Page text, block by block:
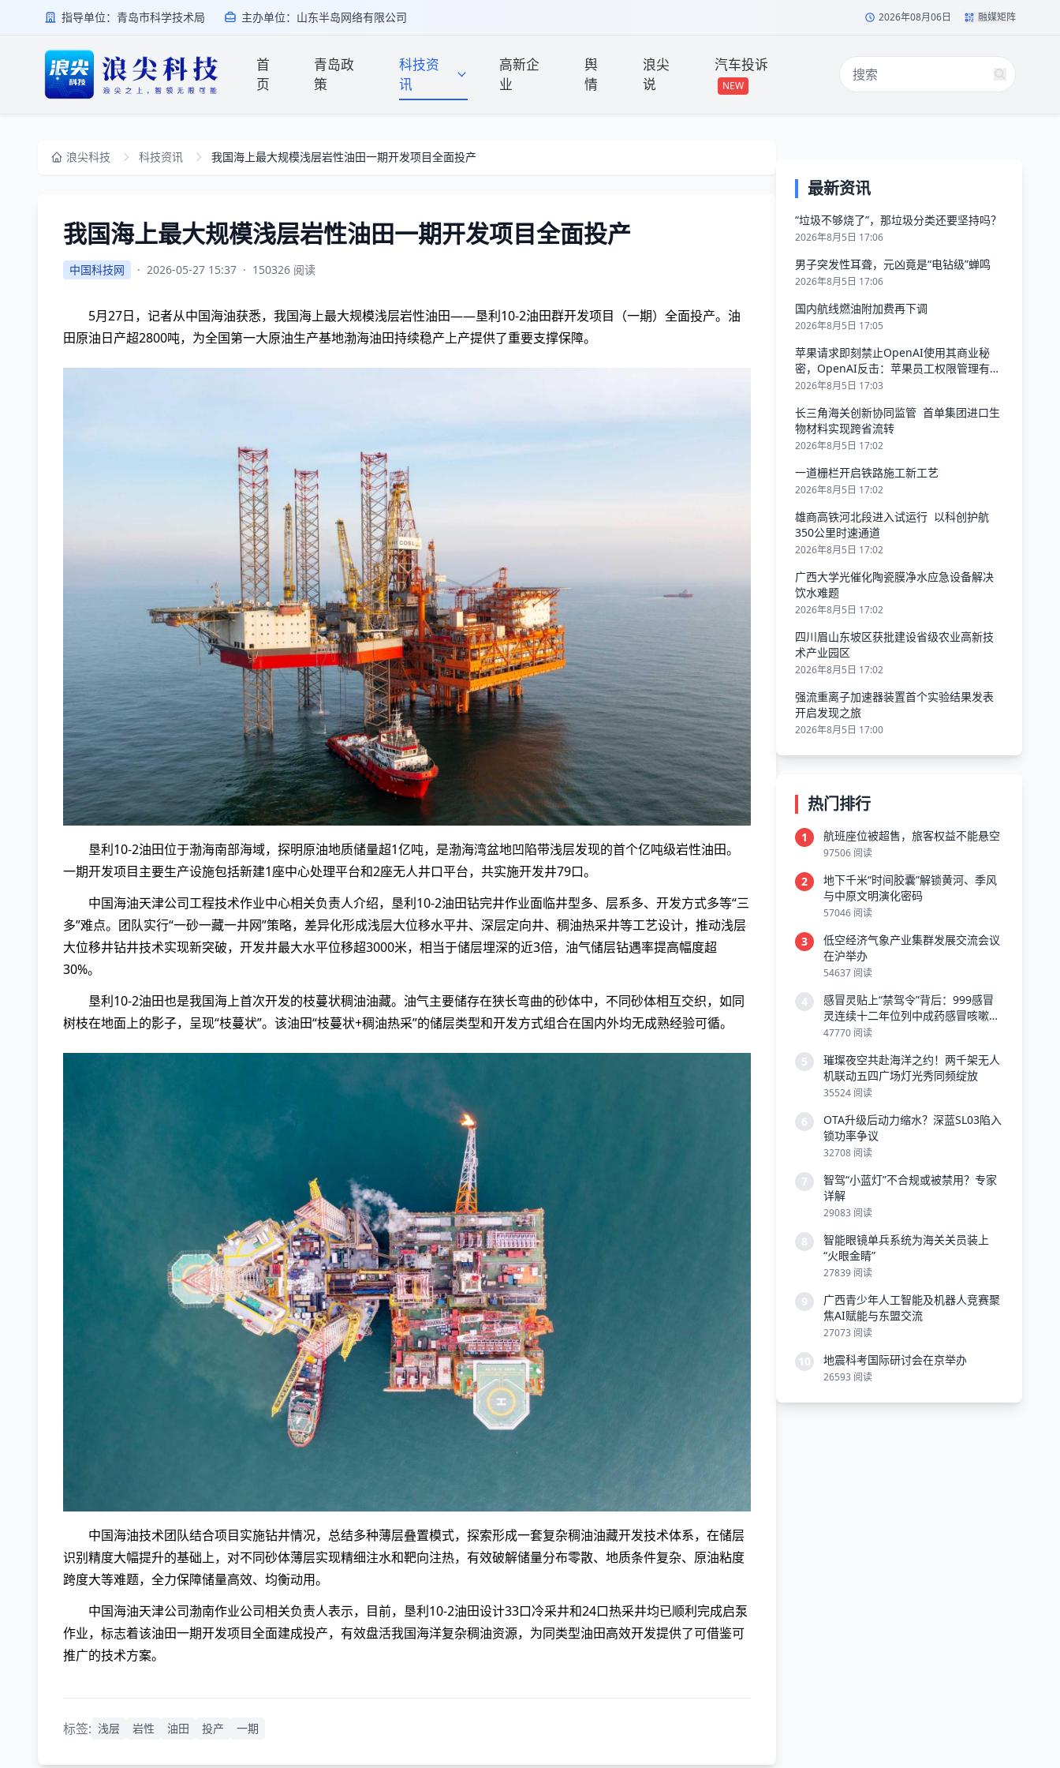
指导单位：青岛市科学技术局 主办单位：山东半岛网络有限公司 2026年08月06日 融媒矩阵
首
页
青岛政
策
科技资
讯
高新企
业
舆
情
浪尖
说
汽车投诉
NEW
浪尖科技 科技资讯 我国海上最大规模浅层岩性油田一期开发项目全面投产
我国海上最大规模浅层岩性油田一期开发项目全面投产
中国科技网 · 2026-05-27 15:37 · 150326 阅读
5月27日，记者从中国海油获悉，我国海上最大规模浅层岩性油田——垦利10-2油田群开发项目（一期）全面投产。油
田原油日产超2800吨，为全国第一大原油生产基地渤海油田持续稳产上产提供了重要支撑保障。
垦利10-2油田位于渤海南部海域，探明原油地质储量超1亿吨，是渤海湾盆地凹陷带浅层发现的首个亿吨级岩性油田。
一期开发项目主要生产设施包括新建1座中心处理平台和2座无人井口平台，共实施开发井79口。
中国海油天津公司工程技术作业中心相关负责人介绍，垦利10-2油田钻完井作业面临井型多、层系多、开发方式多等“三
多”难点。团队实行“一砂一藏一井网”策略，差异化形成浅层大位移水平井、深层定向井、稠油热采井等工艺设计，推动浅层
大位移井钻井技术实现新突破，开发井最大水平位移超3000米，相当于储层埋深的近3倍，油气储层钻遇率提高幅度超
30%。
垦利10-2油田也是我国海上首次开发的枝蔓状稠油油藏。油气主要储存在狭长弯曲的砂体中，不同砂体相互交织，如同
树枝在地面上的影子，呈现“枝蔓状”。该油田“枝蔓状+稠油热采”的储层类型和开发方式组合在国内外均无成熟经验可循。
中国海油技术团队结合项目实施钻井情况，总结多种薄层叠置模式，探索形成一套复杂稠油油藏开发技术体系，在储层
识别精度大幅提升的基础上，对不同砂体薄层实现精细注水和靶向注热，有效破解储量分布零散、地质条件复杂、原油粘度
跨度大等难题，全力保障储量高效、均衡动用。
中国海油天津公司渤南作业公司相关负责人表示，目前，垦利10-2油田设计33口冷采井和24口热采井均已顺利完成启泵
作业，标志着该油田一期开发项目全面建成投产，有效盘活我国海洋复杂稠油资源，为同类型油田高效开发提供了可借鉴可
推广的技术方案。
标签: 浅层 岩性 油田 投产 一期
最新资讯
“垃圾不够烧了”，那垃圾分类还要坚持吗？
2026年8月5日 17:06
男子突发性耳聋，元凶竟是“电钻级”蝉鸣
2026年8月5日 17:06
国内航线燃油附加费再下调
2026年8月5日 17:05
苹果请求即刻禁止OpenAI使用其商业秘
密，OpenAI反击：苹果员工权限管理有漏
洞致泄密
2026年8月5日 17:03
长三角海关创新协同监管 首单集团进口生
物材料实现跨省流转
2026年8月5日 17:02
一道栅栏开启铁路施工新工艺
2026年8月5日 17:02
雄商高铁河北段进入试运行 以科创护航
350公里时速通道
2026年8月5日 17:02
广西大学光催化陶瓷膜净水应急设备解决
饮水难题
2026年8月5日 17:02
四川眉山东坡区获批建设省级农业高新技
术产业园区
2026年8月5日 17:02
强流重离子加速器装置首个实验结果发表
开启发现之旅
2026年8月5日 17:00
热门排行
1 航班座位被超售，旅客权益不能悬空
97506 阅读
2
地下千米“时间胶囊”解锁黄河、季风
与中原文明演化密码
57046 阅读
3
低空经济气象产业集群发展交流会议
在沪举办
54637 阅读
4
感冒灵贴上“禁驾令”背后：999感冒
灵连续十二年位列中成药感冒咳嗽类
第一
47770 阅读
5
璀璨夜空共赴海洋之约！两千架无人
机联动五四广场灯光秀同频绽放
35524 阅读
6
OTA升级后动力缩水？深蓝SL03陷入
锁功率争议
32708 阅读
7
智驾“小蓝灯”不合规或被禁用？专家
详解
29083 阅读
8
智能眼镜单兵系统为海关关员装上
“火眼金睛”
27839 阅读
9
广西青少年人工智能及机器人竞赛聚
焦AI赋能与东盟交流
27073 阅读
10 地震科考国际研讨会在京举办
26593 阅读